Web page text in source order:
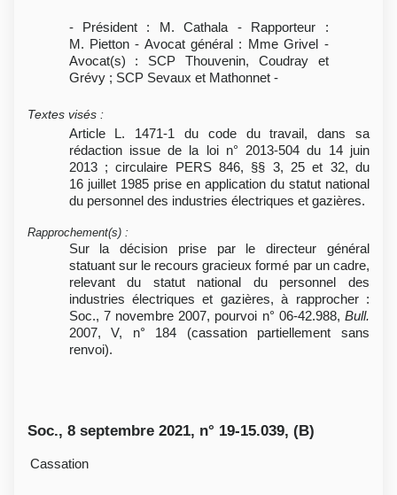
- Président : M. Cathala - Rapporteur :
M. Pietton - Avocat général : Mme Grivel -
Avocat(s) : SCP Thouvenin, Coudray et
Grévy ; SCP Sevaux et Mathonnet -
Textes visés :
Article L. 1471-1 du code du travail, dans sa
rédaction issue de la loi n° 2013-504 du 14 juin
2013 ; circulaire PERS 846, §§ 3, 25 et 32, du
16 juillet 1985 prise en application du statut national
du personnel des industries électriques et gazières.
Rapprochement(s) :
Sur la décision prise par le directeur général
statuant sur le recours gracieux formé par un cadre,
relevant du statut national du personnel des
industries électriques et gazières, à rapprocher :
Soc., 7 novembre 2007, pourvoi n° 06-42.988, Bull.
2007, V, n° 184 (cassation partiellement sans
renvoi).
Soc., 8 septembre 2021, n° 19-15.039, (B)
Cassation